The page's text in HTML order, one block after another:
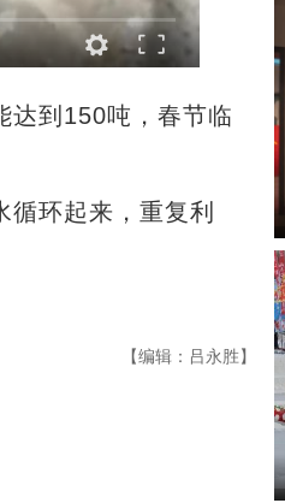
到150吨，春节临
环起来，重复利
【编辑：吕永胜】